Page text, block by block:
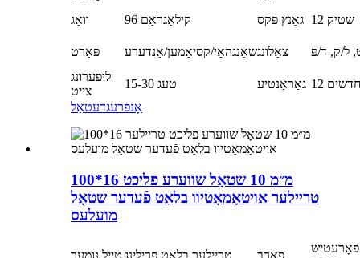
וואָג 96 קילאָגראַם גאַנץ פּקס 12 שטיק
פּאָרט שאַנגהאַי/קסיאַמען/אַנדערעצאָלונג
ל/ק, ד/פּ
ליפערונג
צייט
15-30 טעג גאַראַנטיע
12 חדשים
אָנפֿרעגדעטאַל
100*16 מ״מ 10 שטאָל שווערע פליכט
טריילער אויטאָמאָטיוו בלאַט פֿעדער שטאָל
מועלעס
טייל נומער טריילער בלאַט פרילינג פאַרב